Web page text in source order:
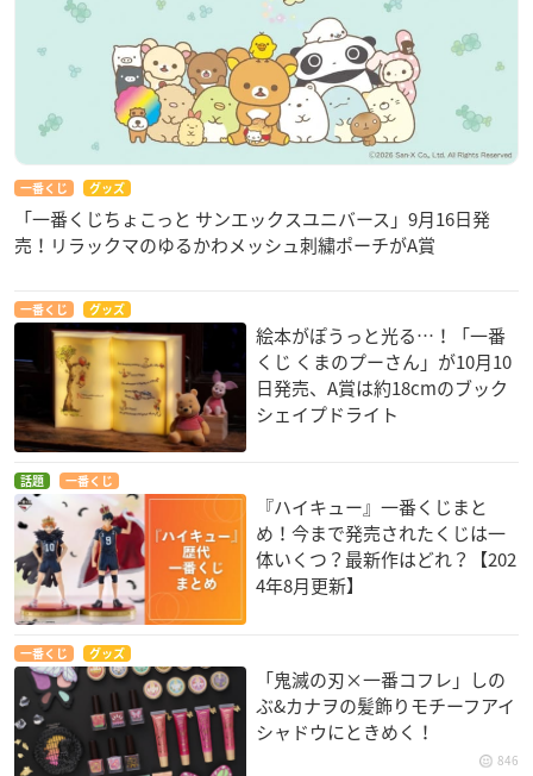
一番くじ グッズ
「一番くじちょこっと サンエックスユニバース」9月16日発
売！リラックマのゆるかわメッシュ刺繍ポーチがA賞
一番くじ グッズ
絵本がぽうっと光る…！「一番
くじ くまのプーさん」が10月10
日発売、A賞は約18cmのブック
シェイプドライト
話題 一番くじ
『ハイキュー』一番くじまと
め！今まで発売されたくじは一
体いくつ？最新作はどれ？【202
4年8月更新】
一番くじ グッズ
「鬼滅の刃×一番コフレ」しの
ぶ&カナヲの髪飾りモチーフアイ
シャドウにときめく！
846